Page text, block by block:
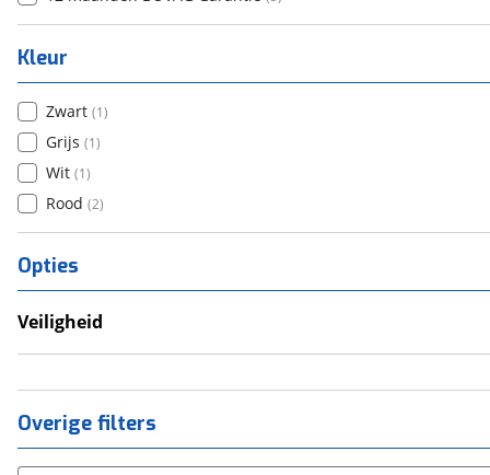
Kleur
Zwart (1)
Grijs (1)
Wit (1)
Rood (2)
Opties
Veiligheid
Overige filters